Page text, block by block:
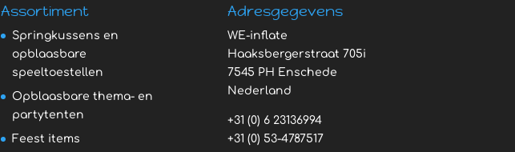
Assortiment
Springkussens en
opblaasbare
speeltoestellen
Opblaasbare thema- en
partytenten
Feest items
Adresgegevens
WE-inflate
Haaksbergerstraat 705i
7545 PH Enschede
Nederland
+31 (0) 6 23136994
+31 (0) 53-4787517